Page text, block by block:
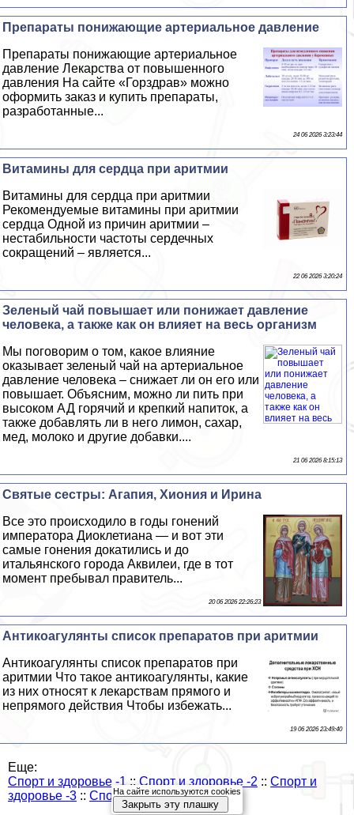
Препараты понижающие артериальное давление
Препараты понижающие артериальное
давление Лекарства от повышенного
давления На сайте «Горздрав» можно
оформить заказ и купить препараты,
разработанные...
24 06 2026 3:23:44
Витамины для сердца при аритмии
Витамины для сердца при аритмии
Рекомендуемые витамины при аритмии
сердца Одной из причин аритмии –
нестабильности частоты сердечных
сокращений – является...
22 06 2026 3:20:24
Зеленый чай повышает или понижает давление
человека, а также как он влияет на весь организм
Мы поговорим о том, какое влияние
оказывает зеленый чай на артериальное
давление человека – снижает ли он его или
повышает. Объясним, можно ли пить при
высоком АД горячий и крепкий напиток, а
также добавлять ли в него лимон, сахар,
мед, молоко и другие добавки....
21 06 2026 8:15:13
Святые сестры: Агапия, Хиония и Ирина
Все это происходило в годы гонений
императора Диоклетиана — и вот эти
самые гонения докатились и до
итальянского города Аквилеи, где в тот
момент пребывал правитель...
20 06 2026 22:26:23
Антикоагулянты список препаратов при аритмии
Антикоагулянты список препаратов при
аритмии Что такое антикоагулянты, какие
из них относят к лекарствам прямого и
непрямого действия Чтобы избежать...
19 06 2026 23:49:40
Еще:
Спорт и здоровье -1 :: Спорт и здоровье -2 :: Спорт и
здоровье -3 :: Спорт и здоровье -4::
На сайте используются cookies
Закрыть эту плашку